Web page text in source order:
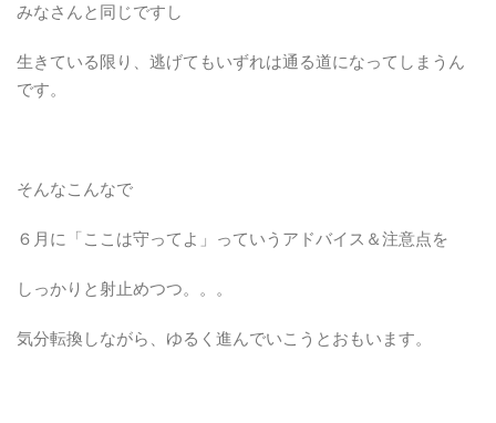
みなさんと同じですし
生きている限り、逃げてもいずれは通る道になってしまうん
です。
そんなこんなで
６月に「ここは守ってよ」っていうアドバイス＆注意点を
しっかりと射止めつつ。。。
気分転換しながら、ゆるく進んでいこうとおもいます。